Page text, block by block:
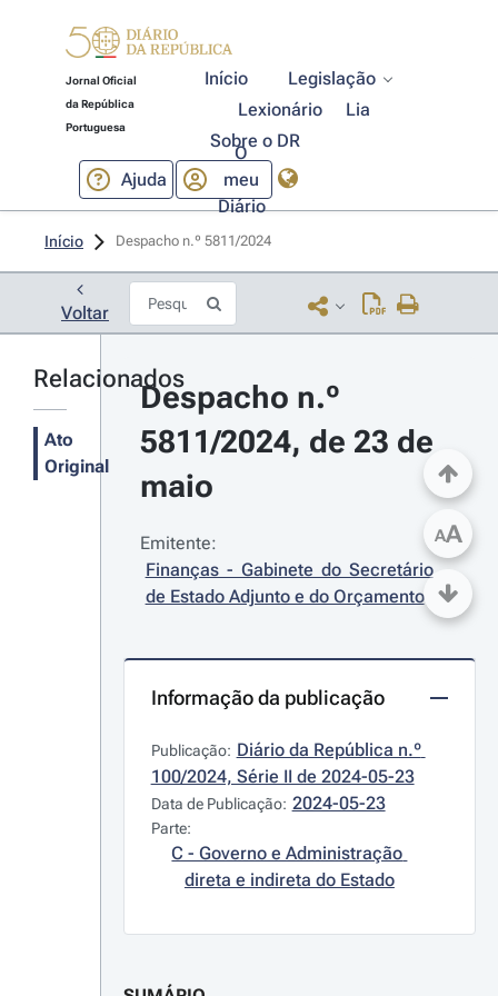
Jornal Oficial
da República
Portuguesa
Início
Legislação
Lexionário
Lia
Sobre o DR
Ajuda
O
meu
Diário
Início Despacho n.º 5811/2024
Voltar
Relacionados
Ato
Original
Despacho n.º
5811/2024, de 23 de
maio
Emitente:
Finanças - Gabinete do Secretário
de Estado Adjunto e do Orçamento
Informação da publicação
Publicação: Diário da República n.º
100/2024, Série II de 2024-05-23
Data de Publicação: 2024-05-23
Parte:
C - Governo e Administração
direta e indireta do Estado
AA